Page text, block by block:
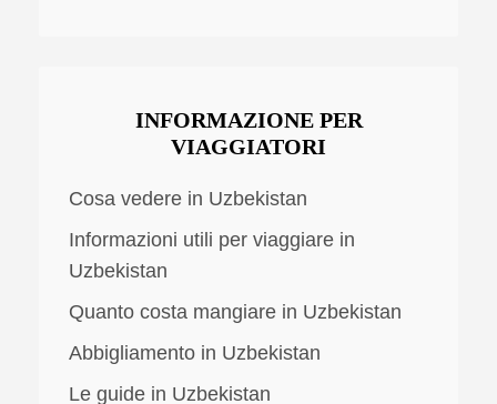
INFORMAZIONE PER
VIAGGIATORI
Cosa vedere in Uzbekistan
Informazioni utili per viaggiare in
Uzbekistan
Quanto costa mangiare in Uzbekistan
Abbigliamento in Uzbekistan
Le guide in Uzbekistan